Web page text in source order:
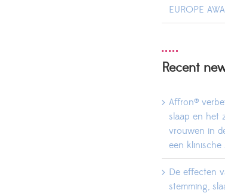
EUROPE
Recent
Affron®
slaap en het
vrouwen in
een klinische
De effecten
stemming,